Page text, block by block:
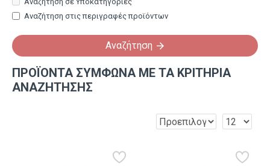
Αναζήτηση στις περιγραφές προϊόντων
Αναζήτηση
ΠΡΟΪΌΝΤΑ ΣΎΜΦΩΝΑ ΜΕ ΤΑ ΚΡΙΤΉΡΙΑ
ΑΝΑΖΉΤΗΣΗΣ